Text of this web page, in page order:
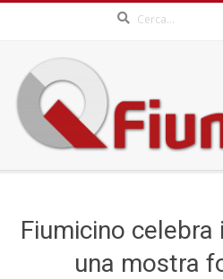
content
MenuFiumicino
una mostra